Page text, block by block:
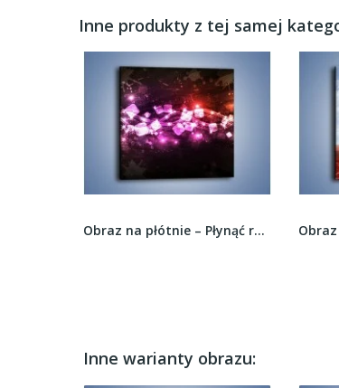
Inne produkty z tej samej
Obraz na płótnie – Płynąć razem z falą –...
Inne warianty obrazu: